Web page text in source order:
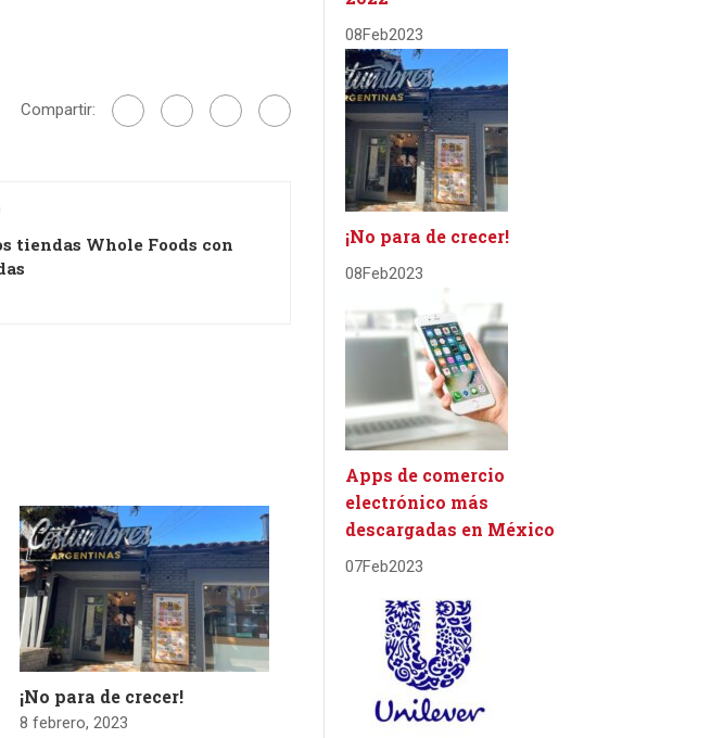
Compartir:
tiendas Whole Foods con
¡No para de crecer!
8 febrero, 2023
08Feb2023
¡No para de crecer!
08Feb2023
Apps de comercio
electrónico más
descargadas en México
07Feb2023